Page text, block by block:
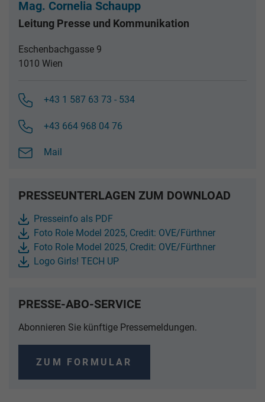
Mag. Cornelia Schaupp
Leitung Presse und Kommunikation
Eschenbachgasse 9
1010 Wien
+43 1 587 63 73 - 534
+43 664 968 04 76
Mail
PRESSEUNTERLAGEN ZUM DOWNLOAD
Presseinfo als PDF
Foto Role Model 2025, Credit: OVE/Fürthner
Foto Role Model 2025, Credit: OVE/Fürthner
Logo Girls! TECH UP
PRESSE-ABO-SERVICE
Abonnieren Sie künftige Pressemeldungen.
ZUM FORMULAR